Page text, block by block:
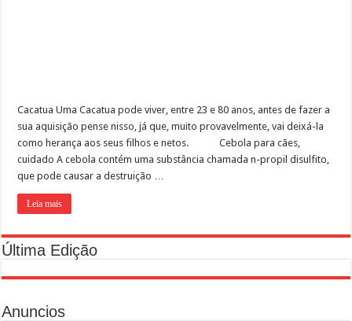
Cacatua Uma Cacatua pode viver, entre 23 e 80 anos, antes de fazer a
sua aquisição pense nisso, já que, muito provavelmente, vai deixá-la
como herança aos seus filhos e netos. Cebola para cães,
cuidado A cebola contém uma substância chamada n-propil disulfito,
que pode causar a destruição …
Leia mais
Última Edição
Anuncios